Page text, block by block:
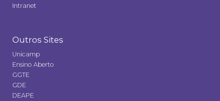
Intranet
Outros Sites
Unicamp
Ensino Aberto
GGTE
GDE
DEAPE